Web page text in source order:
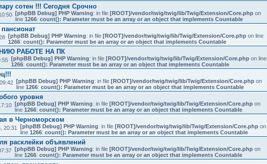
сотен !!! Сегодня Срочно
[phpBB Debug] PHP Warning: in file [ROOT]/vendor/twig/twig/lib/Twig/Extension/Core.phpon
line 1266: count(): Parameter must be an array or an object that implements Countable
[phpBB Debug] PHP Warning: in file [ROOT]/vendor/twig/twig/lib/Twig/Extension/Core.phpon line
1266: count(): Parameter must be an array or an object that implements Countable
РАБОТЕ НА ПК
[phpBB Debug] PHP Warning: in file [ROOT]/vendor/twig/twig/lib/Twig/Extension/Core.phpon line
1266: count(): Parameter must be an array or an object that implements Countable
[phpBB Debug] PHP Warning: in file [ROOT]/vendor/twig/twig/lib/Twig/Extension/Core.phpon
line 1266: count(): Parameter must be an array or an object that implements Countable
уровня
[phpBB Debug] PHP Warning: in file [ROOT]/vendor/twig/twig/lib/Twig/Extension/Core.phpon
line 1266: count(): Parameter must be an array or an object that implements Countable
в Черноморском
20:31 [phpBB Debug] PHP Warning: in file [ROOT]/vendor/twig/twig/lib/Twig/Extension/Core.phpon
line 1266: count(): Parameter must be an array or an object that implements Countable
расклейки объявлений
[phpBB Debug] PHP Warning: in file [ROOT]/vendor/twig/twig/lib/Twig/Extension/Core.phpon
line 1266: count(): Parameter must be an array or an object that implements Countable